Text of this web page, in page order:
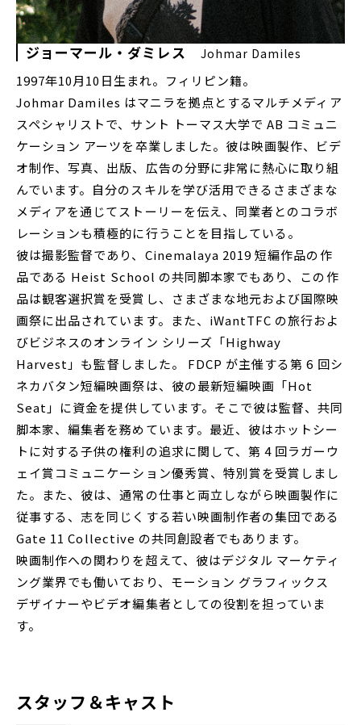
ジョーマール・ダミレス Johmar Damiles
1997年10月10日生まれ。フィリピン籍。
Johmar Damiles はマニラを拠点とするマルチメディア
スペシャリストで、サント トーマス大学で AB コミュニ
ケーション アーツを卒業しました。彼は映画製作、ビデ
オ制作、写真、出版、広告の分野に非常に熱心に取り組
んでいます。自分のスキルを学び活用できるさまざまな
メディアを通じてストーリーを伝え、同業者とのコラボ
レーションも積極的に行うことを目指している。
彼は撮影監督であり、Cinemalaya 2019 短編作品の作
品である Heist School の共同脚本家でもあり、この作
品は観客選択賞を受賞し、さまざまな地元および国際映
画祭に出品されています。また、iWantTFC の旅行およ
びビジネスのオンライン シリーズ「Highway
Harvest」も監督しました。 FDCP が主催する第 6 回シ
ネカバタン短編映画祭は、彼の最新短編映画「Hot
Seat」に資金を提供しています。そこで彼は監督、共同
脚本家、編集者を務めています。最近、彼はホットシー
トに対する子供の権利の追求に関して、第 4 回ラガーウ
ェイ賞コミュニケーション優秀賞、特別賞を受賞しまし
た。また、彼は、通常の仕事と両立しながら映画製作に
従事する、志を同じくする若い映画制作者の集団である
Gate 11 Collective の共同創設者でもあります。
映画制作への関わりを超えて、彼はデジタル マーケティ
ング業界でも働いており、モーション グラフィックス
デザイナーやビデオ編集者としての役割を担っていま
す。
スタッフ＆キャスト